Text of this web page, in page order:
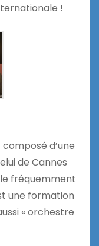
!
d’une
de Cannes
fréquemment
une formation
« orchestre